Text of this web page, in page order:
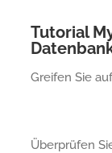
Tutorial
Greifen Sie
Überprüfen